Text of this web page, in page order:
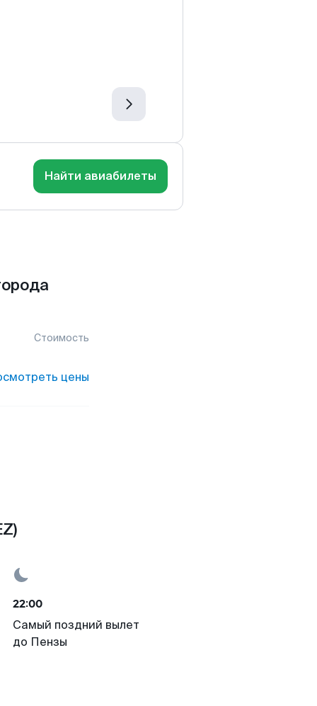
Найти авиабилеты
Стоимость
цены
22:00
Самый поздний вылет
до Пензы